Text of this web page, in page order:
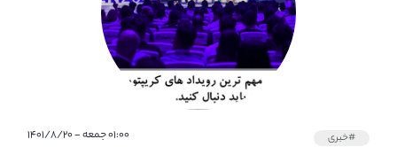
#خبری ۰۱:۰۰ جمعه - ۱۴۰۱/۸/۲۰